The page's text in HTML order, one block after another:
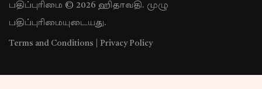
பதிப்புரிமை © 2026 ஹிதாவதி. முழு
பதிப்புரிமையுடையது.
Terms and Conditions Privacy Policy